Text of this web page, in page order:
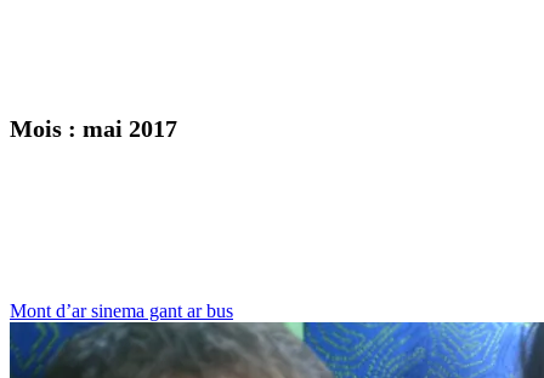
Mois : mai 2017
Mont d’ar sinema gant ar bus